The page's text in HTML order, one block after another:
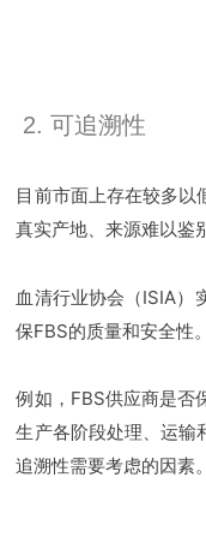
2. 可追溯性
目前市面上存在较多以
真实产地、来源难以鉴
血清行业协会（ISIA）
保FBS的质量和安全性。
例如，FBS供应商是否
生产各阶段处理、运输
追溯性需要考虑的因素。